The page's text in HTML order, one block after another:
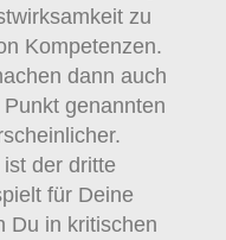
zu
Kompetenzen.
dann auch
genannten
ist der dritte
für Deine
Du in kritischen